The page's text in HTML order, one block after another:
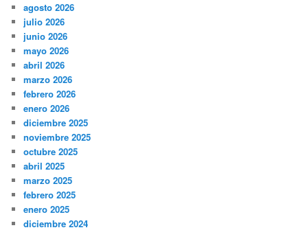
agosto 2026
julio 2026
junio 2026
mayo 2026
abril 2026
marzo 2026
febrero 2026
enero 2026
diciembre 2025
noviembre 2025
octubre 2025
abril 2025
marzo 2025
febrero 2025
enero 2025
diciembre 2024